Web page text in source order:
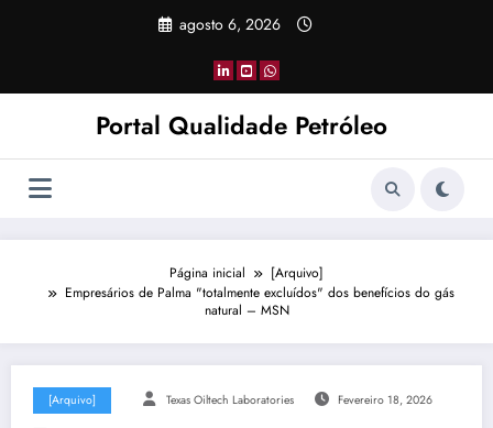
agosto 6, 2026
Portal Qualidade Petróleo
Página inicial
[Arquivo]
Empresários de Palma "totalmente excluídos" dos benefícios do gás
natural – MSN
[Arquivo] Texas Oiltech Laboratories Fevereiro 18, 2026